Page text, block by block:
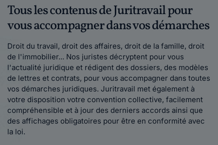
Tous les contenus de Juritravail pour
vous accompagner dans vos démarches
Droit du travail, droit des affaires, droit de la famille, droit
de l'immobilier... Nos juristes décryptent pour vous
l'actualité juridique et rédigent des dossiers, des modèles
de lettres et contrats, pour vous accompagner dans toutes
vos démarches juridiques. Juritravail met également à
votre disposition votre convention collective, facilement
compréhensible et à jour des derniers accords ainsi que
des affichages obligatoires pour être en conformité avec
la loi.